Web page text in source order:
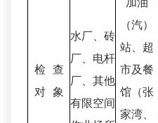
检 查
对 象
水厂、砖
厂、电杆
厂、其他
有限空间
（汽）
站、超
市及餐
馆（张
家湾、